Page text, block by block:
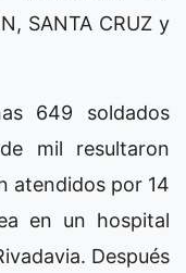
SANTA CRUZ y
649 soldados
mil resultaron
atendidos por 14
en un hospital
Después